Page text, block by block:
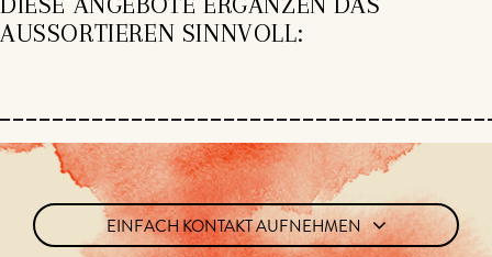
AUSSORTIEREN SINNVOLL:
EINFACH KONTAKT AUFNEHMEN